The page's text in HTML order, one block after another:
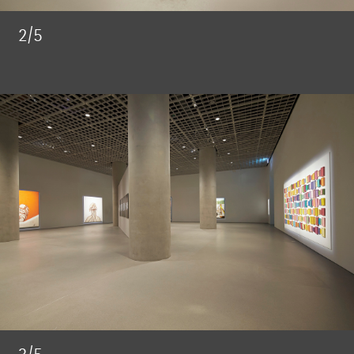
2/5